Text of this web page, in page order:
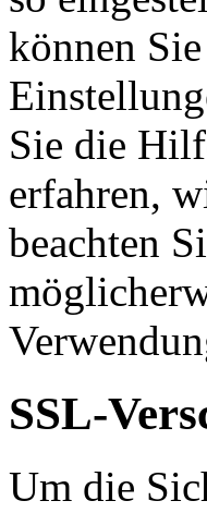
können
Sie die
erfahren,
beachten
SSL-
Um die